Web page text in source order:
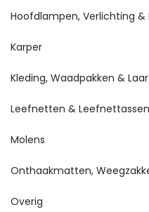
Hoofdlampen, Verlichting &
Karper
Kleding, Waadpakken &
Leefnetten & Leefnettassen
Molens
Onthaakmatten,
Overig